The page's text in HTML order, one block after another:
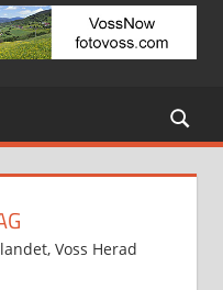
, Voss Herad